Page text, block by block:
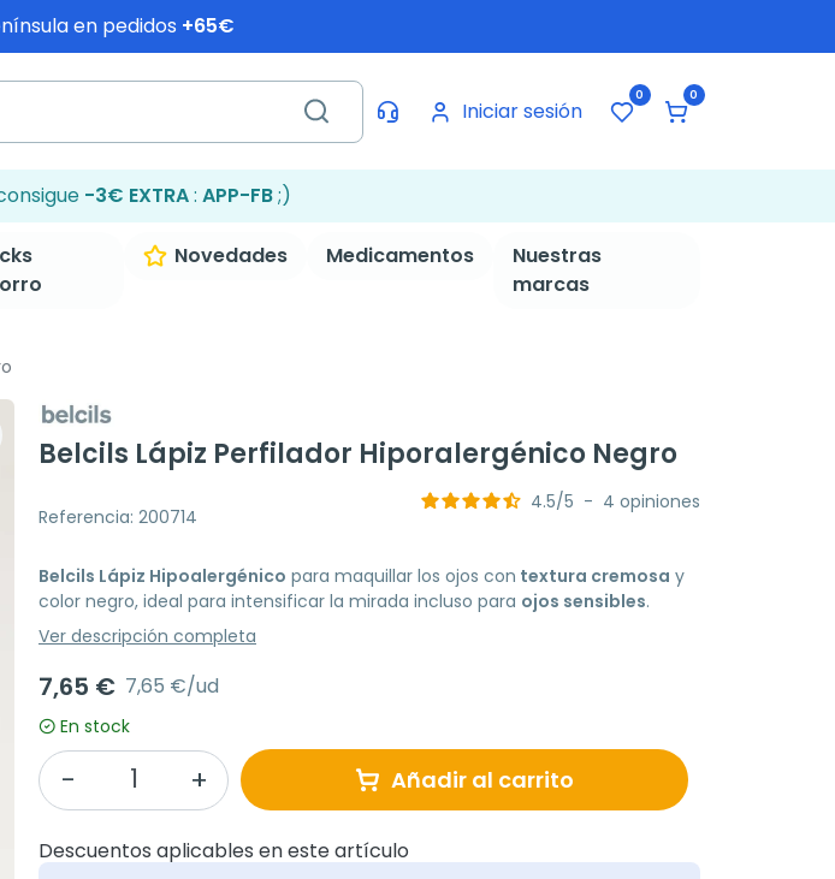
en pedidos +65€
Iniciar sesión
0 0
-3€ EXTRA: APP-FB;)
Novedades Medicamentos
Nuestras
marcas
Belcils Lápiz Perfilador Hiporalergénico Negro
Referencia: 200714
4.5/5 - 4 opiniones
Belcils Lápiz Hipoalergénico para maquillar los ojos con textura cremosa y
color negro, ideal para intensificar la mirada incluso para ojos sensibles.
Ver descripción completa
7,65 € 7,65 €/ud
En stock
Añadir al carrito
Descuentos aplicables en este artículo